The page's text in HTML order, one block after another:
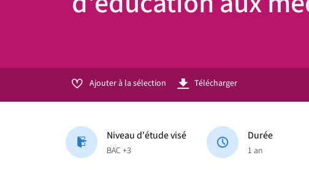
Ajouter à la sélection Télécharger
Niveau d'étude visé
BAC +3
Durée
1 an